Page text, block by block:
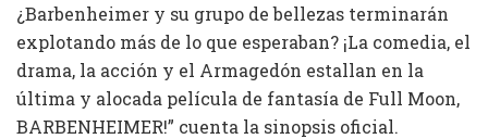
¿Barbenheimer y su grupo de bellezas terminarán
explotando más de lo que esperaban? ¡La comedia, el
drama, la acción y el Armagedón estallan en la
última y alocada película de fantasía de Full Moon,
BARBENHEIMER!” cuenta la sinopsis oficial.